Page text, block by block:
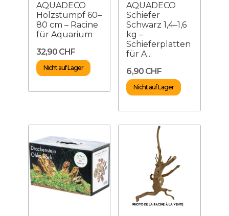
AQUADECO
Holzstumpf 60–
80 cm – Racine
für Aquarium
32,90 CHF
Nicht auf Lager
AQUADECO
Schiefer
Schwarz 1,4–1,6
kg –
Schieferplatten
für A...
6,90 CHF
Nicht auf Lager